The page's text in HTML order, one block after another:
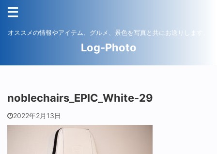
オススメの情報やアイテム、グルメ、景色を写真と共にお送りします。
Log-Photo
noblechairs_EPIC_White-29
2022年2月13日